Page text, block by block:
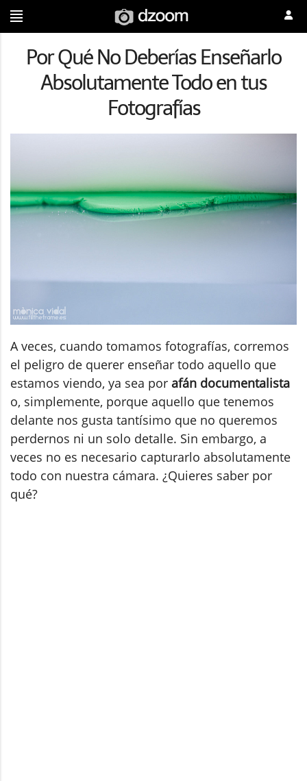
Por Qué No Deberías Enseñarlo
Absolutamente Todo en tus
Fotografías
A veces, cuando tomamos fotografías, corremos
el peligro de querer enseñar todo aquello que
estamos viendo, ya sea por afán documentalista
o, simplemente, porque aquello que tenemos
delante nos gusta tantísimo que no queremos
perdernos ni un solo detalle. Sin embargo, a
veces no es necesario capturarlo absolutamente
todo con nuestra cámara. ¿Quieres saber por
qué?